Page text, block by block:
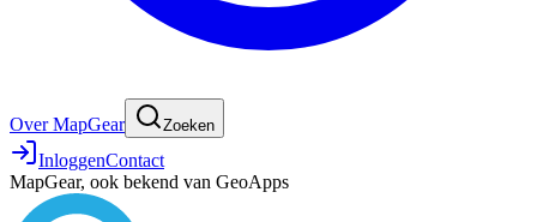
Over MapGear Zoeken
InloggenContact
MapGear, ook bekend van GeoApps